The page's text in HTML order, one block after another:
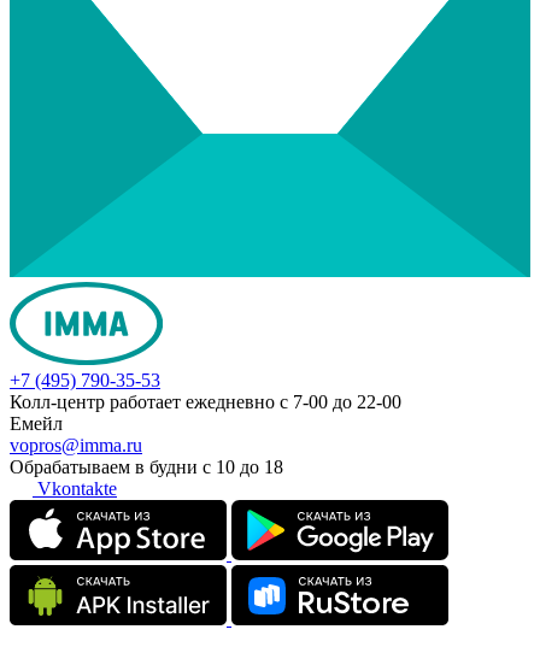
+7 (495) 790-35-53
Колл-центр работает ежедневно с 7-00 до 22-00
Емейл
vopros@imma.ru
Обрабатываем в будни с 10 до 18
Vkontakte